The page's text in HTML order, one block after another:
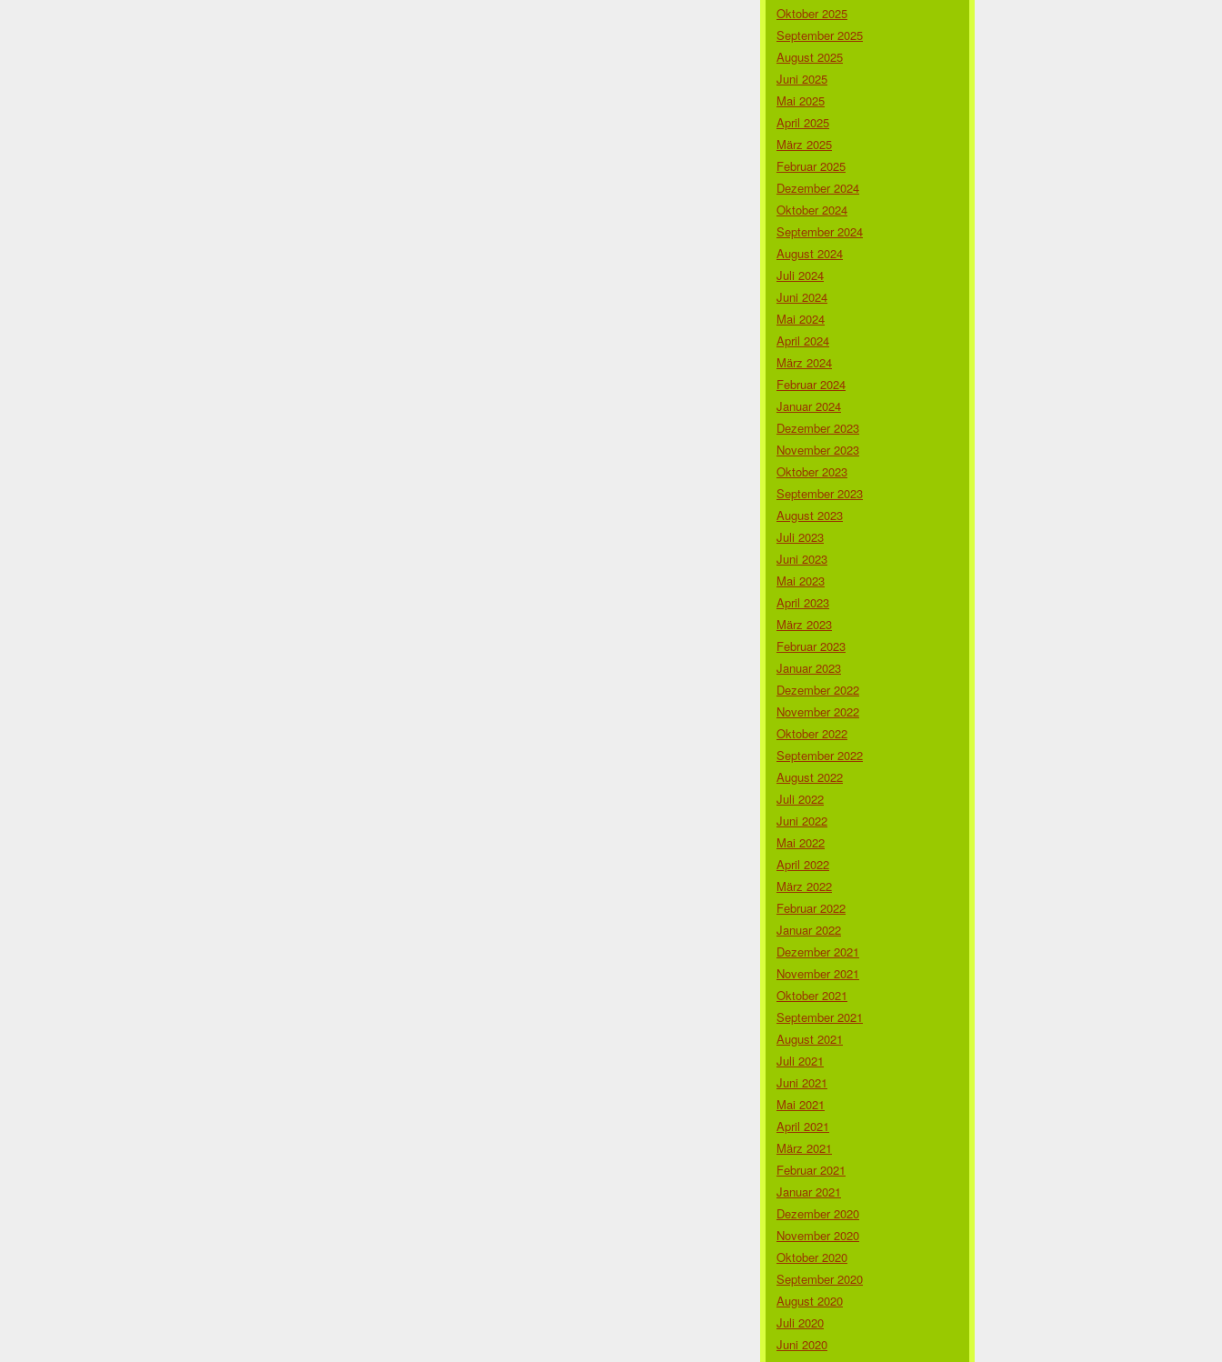
Oktober 2025
September 2025
August 2025
Juni 2025
Mai 2025
April 2025
März 2025
Februar 2025
Dezember 2024
Oktober 2024
September 2024
August 2024
Juli 2024
Juni 2024
Mai 2024
April 2024
März 2024
Februar 2024
Januar 2024
Dezember 2023
November 2023
Oktober 2023
September 2023
August 2023
Juli 2023
Juni 2023
Mai 2023
April 2023
März 2023
Februar 2023
Januar 2023
Dezember 2022
November 2022
Oktober 2022
September 2022
August 2022
Juli 2022
Juni 2022
Mai 2022
April 2022
März 2022
Februar 2022
Januar 2022
Dezember 2021
November 2021
Oktober 2021
September 2021
August 2021
Juli 2021
Juni 2021
Mai 2021
April 2021
März 2021
Februar 2021
Januar 2021
Dezember 2020
November 2020
Oktober 2020
September 2020
August 2020
Juli 2020
Juni 2020